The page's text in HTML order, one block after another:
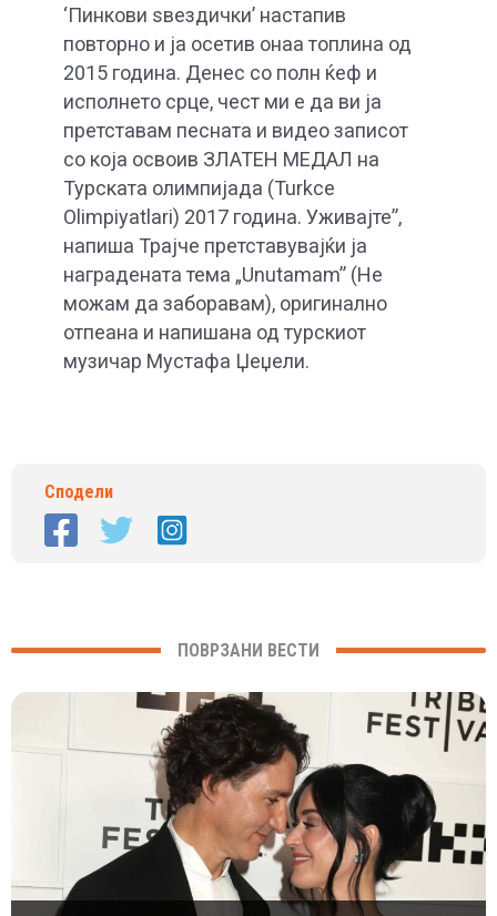
‘Пинкови ѕвездички’ настапив
повторно и ја осетив онаа топлина од
2015 година. Денес со полн ќеф и
исполнето срце, чест ми е да ви ја
претставам песната и видео записот
со којa освоив ЗЛАТЕН МЕДАЛ на
Турската олимпијада (Turkce
Olimpiyatlari) 2017 година. Уживајте”,
напиша Трајче претставувајќи ја
наградената тема „Unutamam” (Не
можам да заборавам), оригинално
отпеана и напишана од турскиот
музичар Мустафа Џеџели.
Сподели
ПОВРЗАНИ ВЕСТИ